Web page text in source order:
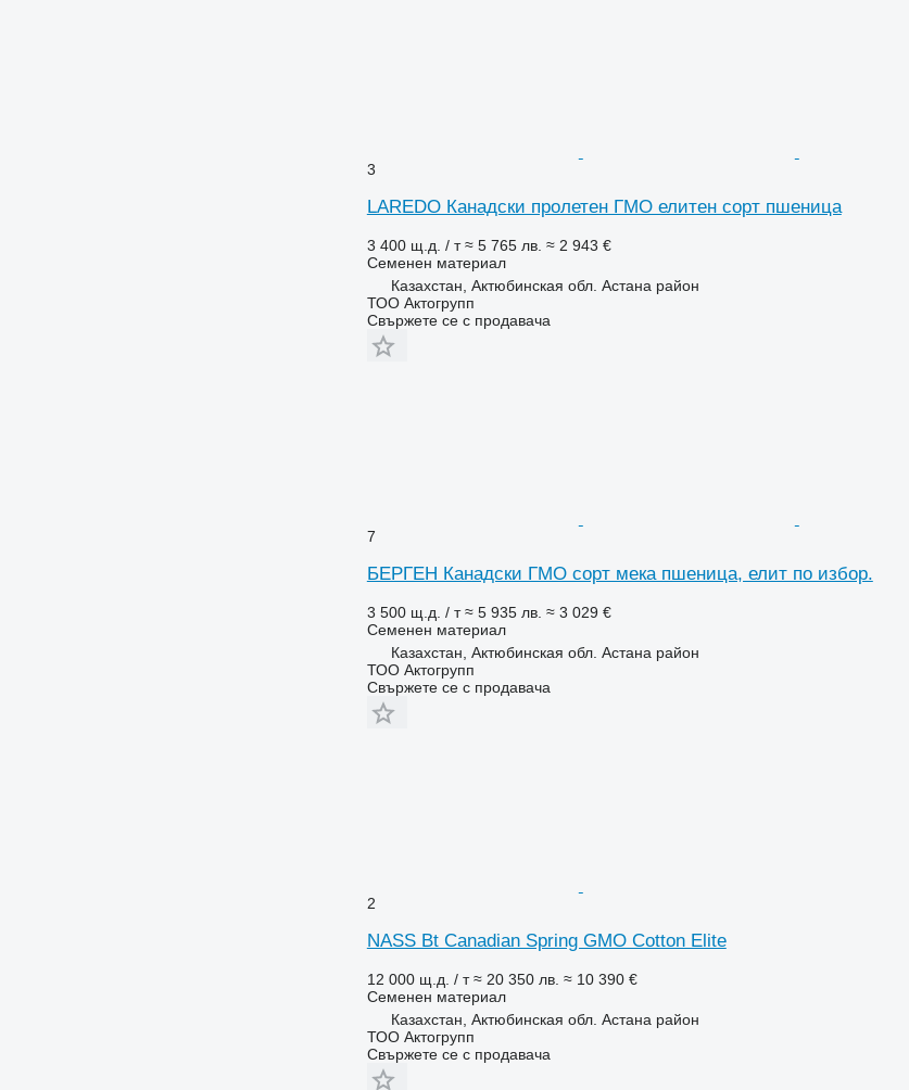
3
LAREDO Канадски пролетен ГМО елитен сорт пшеница
3 400 щ.д. / т ≈ 5 765 лв. ≈ 2 943 €
Семенен материал
Казахстан, Актюбинская обл. Астана район
ТОО Актогрупп
Свържете се с продавача
7
БЕРГЕН Канадски ГМО сорт мека пшеница, елит по избор.
3 500 щ.д. / т ≈ 5 935 лв. ≈ 3 029 €
Семенен материал
Казахстан, Актюбинская обл. Астана район
ТОО Актогрупп
Свържете се с продавача
2
NASS Bt Canadian Spring GMO Cotton Elite
12 000 щ.д. / т ≈ 20 350 лв. ≈ 10 390 €
Семенен материал
Казахстан, Актюбинская обл. Астана район
ТОО Актогрупп
Свържете се с продавача